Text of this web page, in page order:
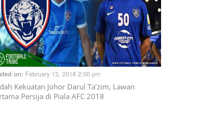
on: February 13, 2018 2:00 pm
Kekuatan Johor Darul Ta’zim, Lawan
Persija di Piala AFC 2018